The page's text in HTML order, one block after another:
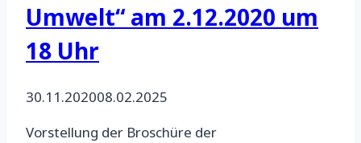
Umwelt“ am 2.12.2020 um
18 Uhr
30.11.202008.02.2025
Vorstellung der Broschüre der